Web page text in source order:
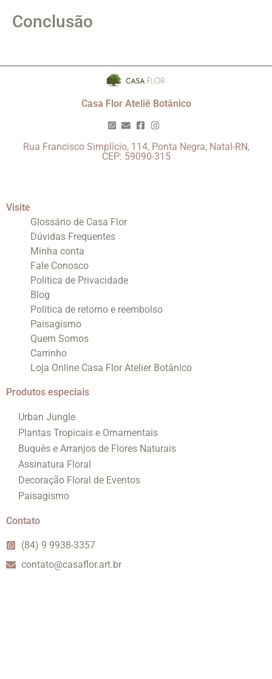
Conclusão
Casa Flor Ateliê Botânico
Rua Francisco Simplício, 114, Ponta Negra, Natal-RN,
CEP: 59090-315
Visite
Glossário de Casa Flor
Dúvidas Frequentes
Minha conta
Fale Conosco
Política de Privacidade
Blog
Politica de retorno e reembolso
Paisagismo
Quem Somos
Carrinho
Loja Online Casa Flor Atelier Botânico
Produtos especiais
Urban Jungle
Plantas Tropicais e Ornamentais
Buquês e Arranjos de Flores Naturais
Assinatura Floral
Decoração Floral de Eventos
Paisagismo
Contato
(84) 9 9938-3357
contato@casaflor.art.br